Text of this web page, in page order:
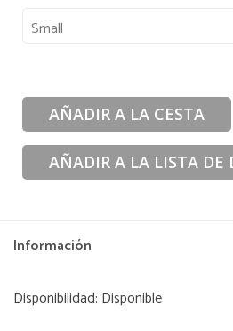
AÑADIR A LA CESTA
AÑADIR A LA LISTA DE
Información
Disponibilidad: Disponible